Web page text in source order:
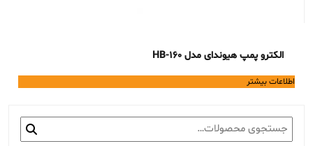
الکترو پمپ هیوندای مدل HB-160
اطلاعات بیشتر
جستجو
برای: